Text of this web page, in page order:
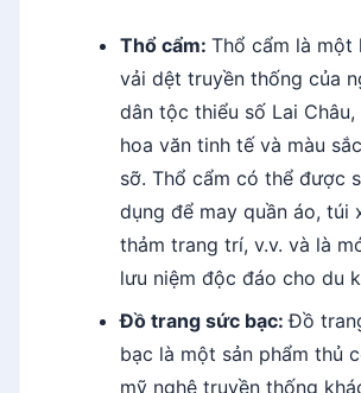
Thổ cẩm: Thổ cẩm là một
vải dệt truyền thống của
dân tộc thiểu số Lai Châu,
hoa văn tinh tế và màu
sỡ. Thổ cẩm có thể được
dụng để may quần áo, túi
thảm trang trí, v.v. và là
lưu niệm độc đáo cho du
Đồ trang sức bạc:Đồ
bạc là một sản phẩm thủ
mỹ nghệ truyền thống